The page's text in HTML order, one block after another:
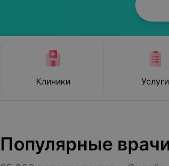
Клиники Услуги
Популярные